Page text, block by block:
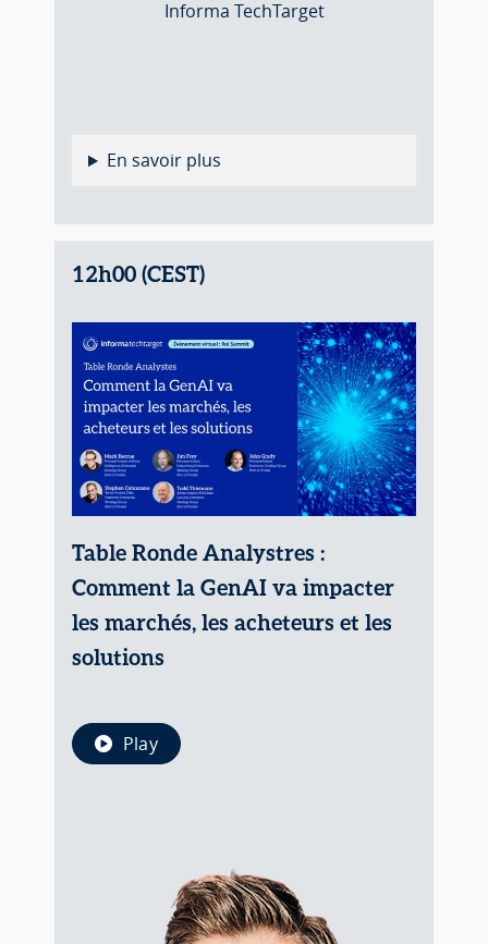
Informa TechTarget
En savoir plus
12h00 (CEST)
Table Ronde Analystres :
Comment la GenAI va impacter
les marchés, les acheteurs et les
solutions
Play